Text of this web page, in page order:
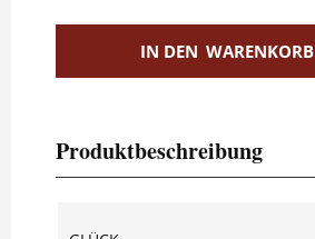
IN DEN WARENKORB
Produktbeschreibung